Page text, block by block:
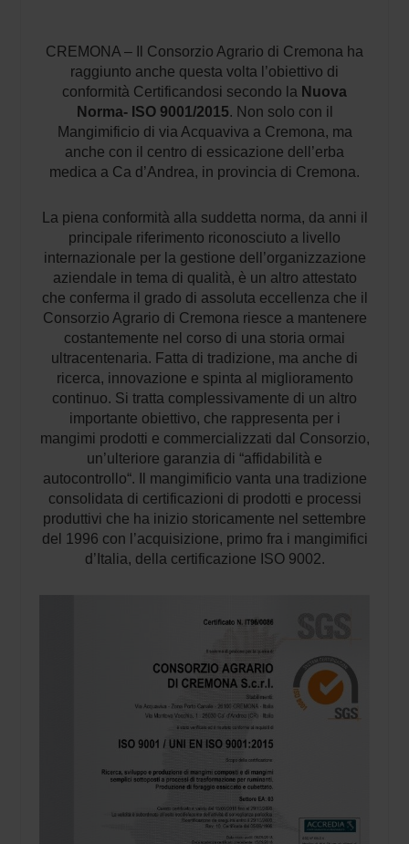
CREMONA – Il Consorzio Agrario di Cremona ha
raggiunto anche questa volta l’obiettivo di
conformità Certificandosi secondo la Nuova
Norma- ISO 9001/2015. Non solo con il
Mangimificio di via Acquaviva a Cremona, ma
anche con il centro di essicazione dell’erba
medica a Ca d’Andrea, in provincia di Cremona.
La piena conformità alla suddetta norma, da anni il
principale riferimento riconosciuto a livello
internazionale per la gestione dell’organizzazione
aziendale in tema di qualità, è un altro attestato
che conferma il grado di assoluta eccellenza che il
Consorzio Agrario di Cremona riesce a mantenere
costantemente nel corso di una storia ormai
ultracentenaria. Fatta di tradizione, ma anche di
ricerca, innovazione e spinta al miglioramento
continuo. Si tratta complessivamente di un altro
importante obiettivo, che rappresenta per i
mangimi prodotti e commercializzati dal Consorzio,
un’ulteriore garanzia di “affidabilità e
autocontrollo“. Il mangimificio vanta una tradizione
consolidata di certificazioni di prodotti e processi
produttivi che ha inizio storicamente nel settembre
del 1996 con l’acquisizione, primo fra i mangimifici
d’Italia, della certificazione ISO 9002.